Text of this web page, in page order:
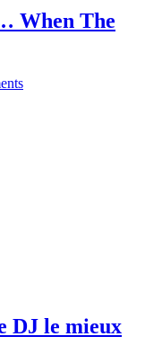
When The
DJ le mieux